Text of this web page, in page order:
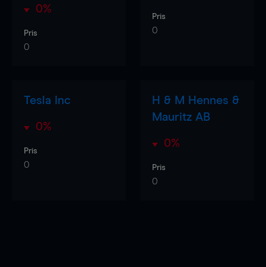
0%
Pris
0
Pris
0
Tesla Inc
0%
Pris
0
H & M Hennes &
Mauritz AB
0%
Pris
0